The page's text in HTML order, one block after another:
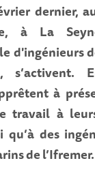
dernier,
à La
d'ingénieurs
s’activent.
à
travail à
qu’à des
de l’Ifremer.